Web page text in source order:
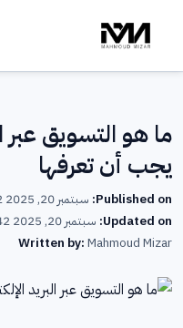
يجب أن تعرفها
Published on: سبتمبر 20, 2025 6:42 م
Updated on: سبتمبر 20, 2025 6:42 م
Written by:Mahmoud Mizar